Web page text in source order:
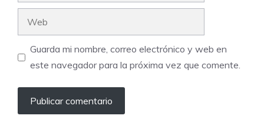
Guarda mi nombre, correo electrónico y web en
este navegador para la próxima vez que comente.